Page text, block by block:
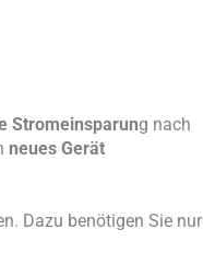
Stromeinsparung nach
neues Gerät
Dazu benötigen Sie nur